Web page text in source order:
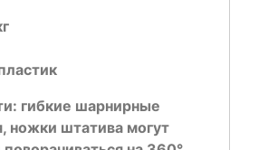
гибкие шарнирные
ножки штатива могут